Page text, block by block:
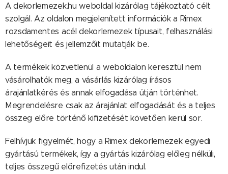
A dekorlemezek.hu weboldal kizárólag tájékoztató célt
szolgál. Az oldalon megjelenített információk a Rimex
rozsdamentes acél dekorlemezek típusait, felhasználási
lehetőségeit és jellemzőit mutatják be.
A termékek közvetlenül a weboldalon keresztül nem
vásárolhatók meg, a vásárlás kizárólag írásos
árajánlatkérés és annak elfogadása útján történhet.
Megrendelésre csak az árajánlat elfogadását és a teljes
összeg előre történő kifizetését követően kerül sor.
Felhívjuk figyelmét, hogy a Rimex dekorlemezek egyedi
gyártású termékek, így a gyártás kizárólag előleg nélküli,
teljes összegű előrefizetés után indul.